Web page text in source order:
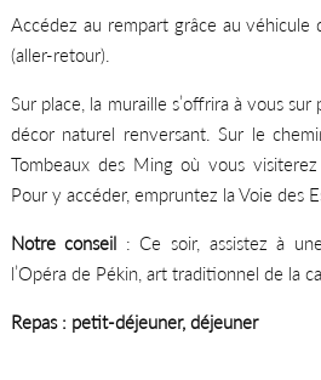
Accédez au rempart grâce au véhicule
(aller-retour).
Sur place, la muraille s’offrira à vous
décor naturel renversant. Sur le
Tombeaux des Ming où vous
Pour y accéder, empruntez la Voie des
Notre conseil : Ce soir, assistez à
l’Opéra de Pékin, art traditionnel de la
Repas : petit-déjeuner, déjeuner